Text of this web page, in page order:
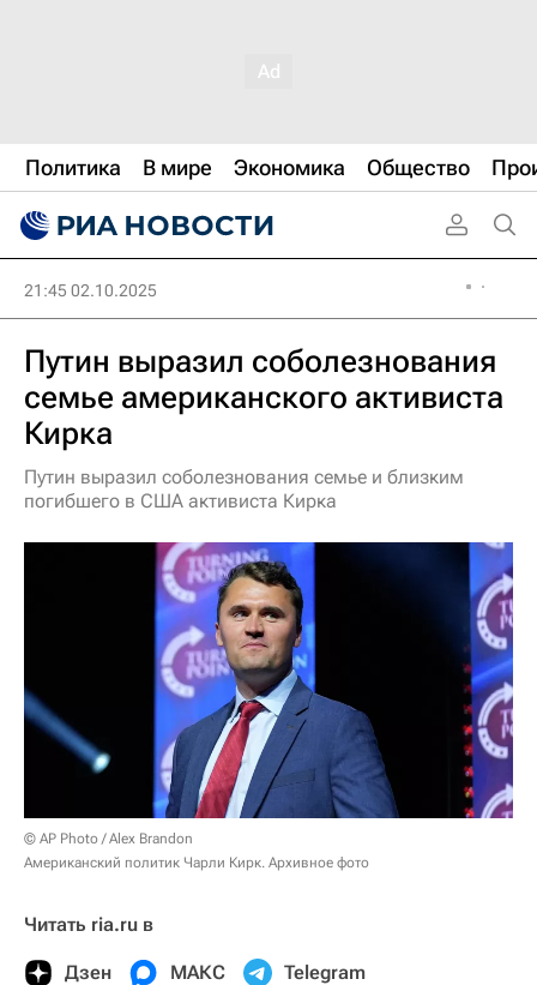
Политика В мире Экономика Общество
21:45 02.10.2025
Путин выразил соболезнования
семье американского активиста
Кирка
Путин выразил соболезнования семье и близким
погибшего в США активиста Кирка
© AP Photo / Alex Brandon
Американский политик Чарли Кирк. Архивное фото
Читать ria.ru в
Дзен МАКС Telegram